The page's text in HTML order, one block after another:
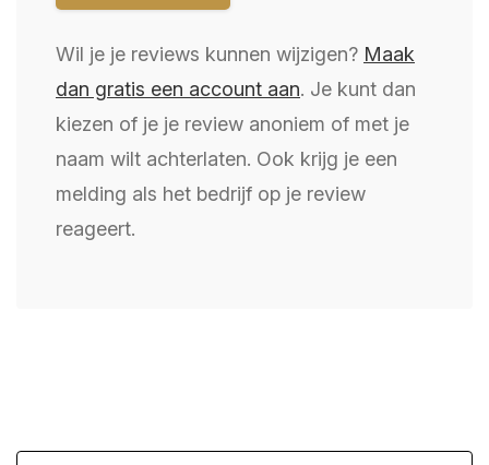
Wil je je reviews kunnen wijzigen? Maak
dan gratis een account aan. Je kunt dan
kiezen of je je review anoniem of met je
naam wilt achterlaten. Ook krijg je een
melding als het bedrijf op je review
reageert.